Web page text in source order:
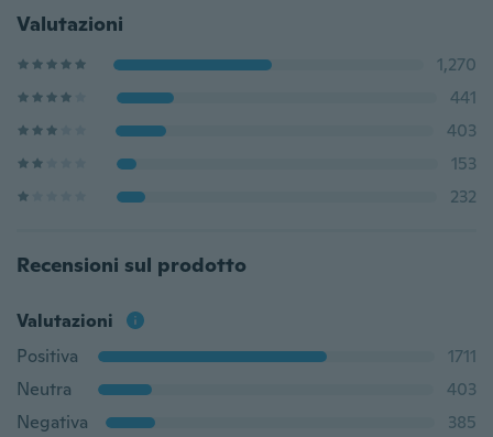
Valutazioni
1,270
441
403
153
232
Recensioni sul prodotto
Valutazioni
Positiva
1711
Neutra
403
Negativa
385